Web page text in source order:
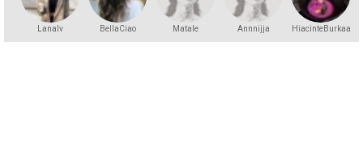
Lanalv BellaCiao Matale Annnijja HiacinteBurkaa